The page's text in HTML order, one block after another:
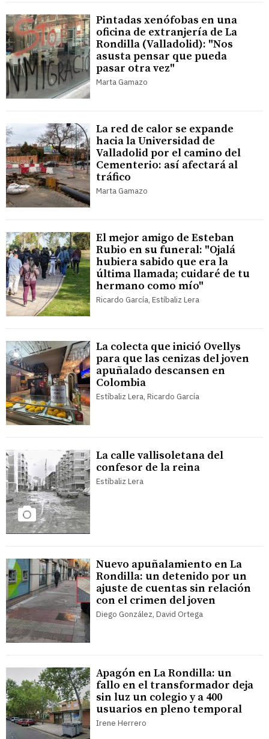
Pintadas xenófobas en una
oficina de extranjería de La
Rondilla (Valladolid): "Nos
asusta pensar que pueda
pasar otra vez"
Marta Gamazo
La red de calor se expande
hacia la Universidad de
Valladolid por el camino del
Cementerio: así afectará al
tráfico
Marta Gamazo
El mejor amigo de Esteban
Rubio en su funeral: "Ojalá
hubiera sabido que era la
última llamada; cuidaré de tu
hermano como mío"
Ricardo García, Estíbaliz Lera
La colecta que inició Ovellys
para que las cenizas del joven
apuñalado descansen en
Colombia
Estíbaliz Lera, Ricardo García
La calle vallisoletana del
confesor de la reina
Estíbaliz Lera
Nuevo apuñalamiento en La
Rondilla: un detenido por un
ajuste de cuentas sin relación
con el crimen del joven
Diego González, David Ortega
Apagón en La Rondilla: un
fallo en el transformador deja
sin luz un colegio y a 400
usuarios en pleno temporal
Irene Herrero